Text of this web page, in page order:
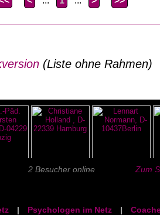
(Liste ohne Rahmen)
2 Besucher online Zum
| Psychologen im Netz |